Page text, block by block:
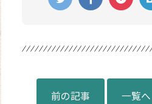
前の記事 一覧へ